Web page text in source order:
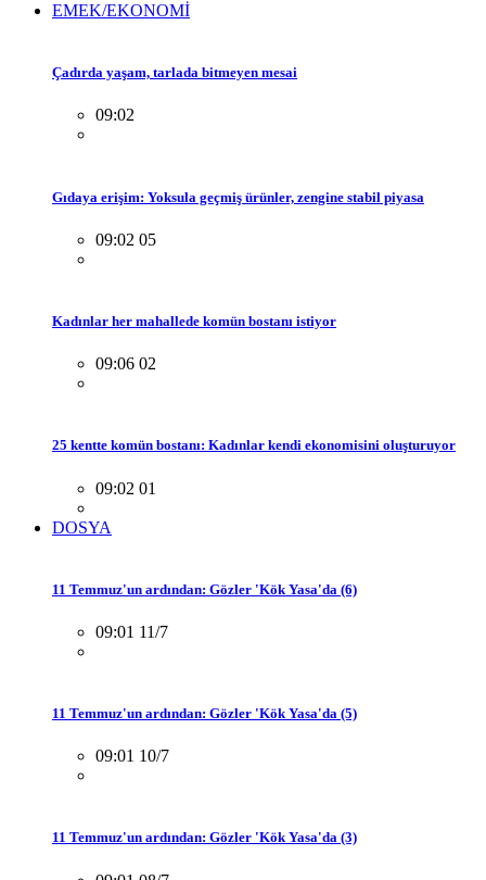
EMEK/EKONOMİ
Çadırda yaşam, tarlada bitmeyen mesai
09:02
Gıdaya erişim: Yoksula geçmiş ürünler, zengine stabil piyasa
09:02 05
Kadınlar her mahallede komün bostanı istiyor
09:06 02
25 kentte komün bostanı: Kadınlar kendi ekonomisini oluşturuyor
09:02 01
DOSYA
11 Temmuz'un ardından: Gözler 'Kök Yasa'da (6)
09:01 11/7
11 Temmuz'un ardından: Gözler 'Kök Yasa'da (5)
09:01 10/7
11 Temmuz'un ardından: Gözler 'Kök Yasa'da (3)